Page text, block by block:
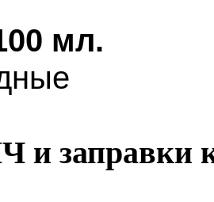
мл.
заправки